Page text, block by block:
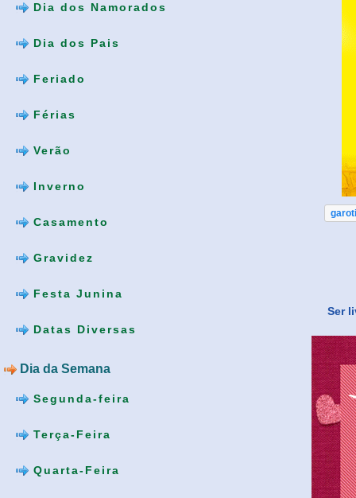
Dia dos Namorados
Dia dos Pais
Feriado
Férias
Verão
Inverno
Casamento
Gravidez
Festa Junina
Datas Diversas
Dia da Semana
Segunda-feira
Terça-Feira
Quarta-Feira
Ser